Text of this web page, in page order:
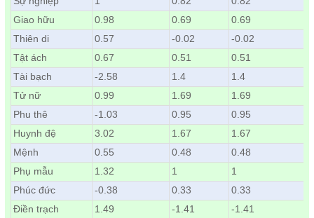
Giao hữu
0.98 0.69
0.69
Thiên di
0.57 -0.02
-0.02
Tật ách
0.67 0.51
0.51
Tài bạch
-2.58 1.4
1.4
Tử nữ
0.99 1.69
1.69
Phu thê
-1.03 0.95
0.95
Huynh đệ
3.02 1.67
1.67
Mệnh
0.55 0.48
0.48
Phụ mẫu
1.32 1
1
Phúc đức
-0.38 0.33
0.33
Điền trạch
1.49 -1.41
-1.41